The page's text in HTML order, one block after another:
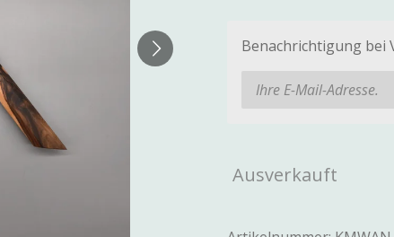
Benachrichtigung bei
Ausverkauft